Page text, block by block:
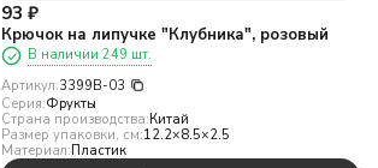
93 ₽
Крючок на липучке "Клубника", розовый
В наличии 249 шт.
Артикул:3399B-03
Серия:Фрукты
Страна производства:Китай
Размер упаковки, см:12.2×8.5×2.5
Материал:Пластик